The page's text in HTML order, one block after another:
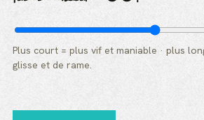
Plus court = plus vif et maniable · plus
glisse et de rame.